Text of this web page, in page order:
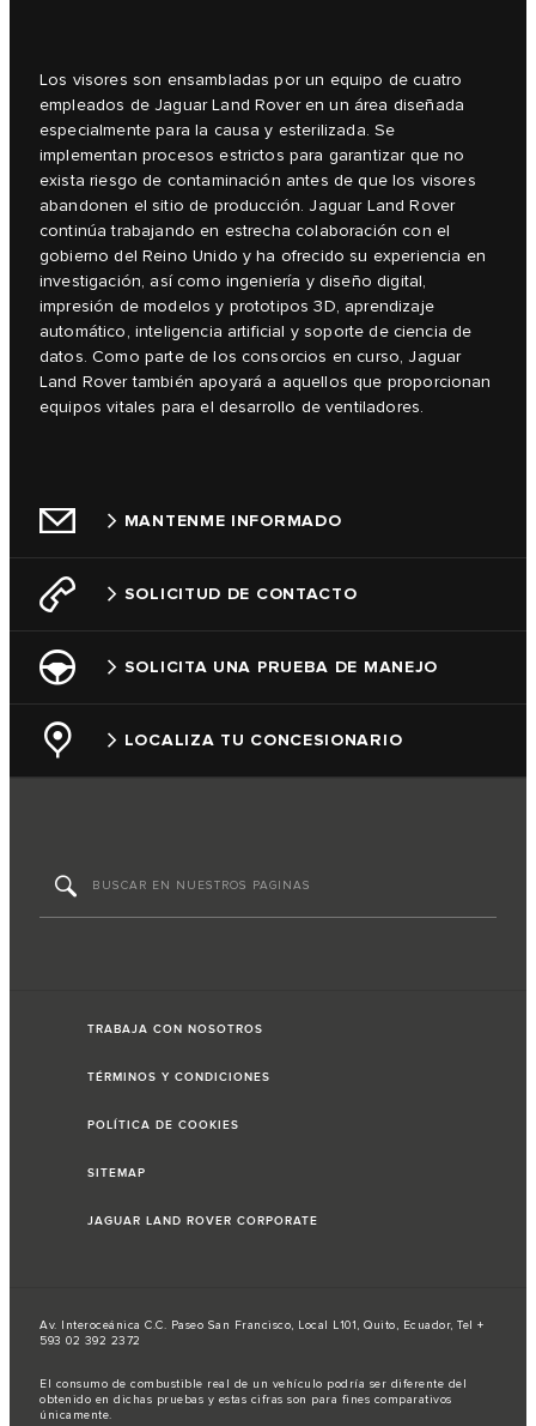
Los visores son ensambladas por un equipo de cuatro
empleados de Jaguar Land Rover en un área diseñada
especialmente para la causa y esterilizada. Se
implementan procesos estrictos para garantizar que no
exista riesgo de contaminación antes de que los visores
abandonen el sitio de producción. Jaguar Land Rover
continúa trabajando en estrecha colaboración con el
gobierno del Reino Unido y ha ofrecido su experiencia en
investigación, así como ingeniería y diseño digital,
impresión de modelos y prototipos 3D, aprendizaje
automático, inteligencia artificial y soporte de ciencia de
datos. Como parte de los consorcios en curso, Jaguar
Land Rover también apoyará a aquellos que proporcionan
equipos vitales para el desarrollo de ventiladores.
MANTENME INFORMADO
SOLICITUD DE CONTACTO
SOLICITA UNA PRUEBA DE MANEJO
LOCALIZA TU CONCESIONARIO
TRABAJA CON NOSOTROS
TÉRMINOS Y CONDICIONES
POLÍTICA DE COOKIES
SITEMAP
JAGUAR LAND ROVER CORPORATE
Av. Interoceánica C.C. Paseo San Francisco, Local L101, Quito, Ecuador, Tel +
593 02 392 2372
El consumo de combustible real de un vehículo podría ser diferente del
obtenido en dichas pruebas y estas cifras son para fines comparativos
únicamente.